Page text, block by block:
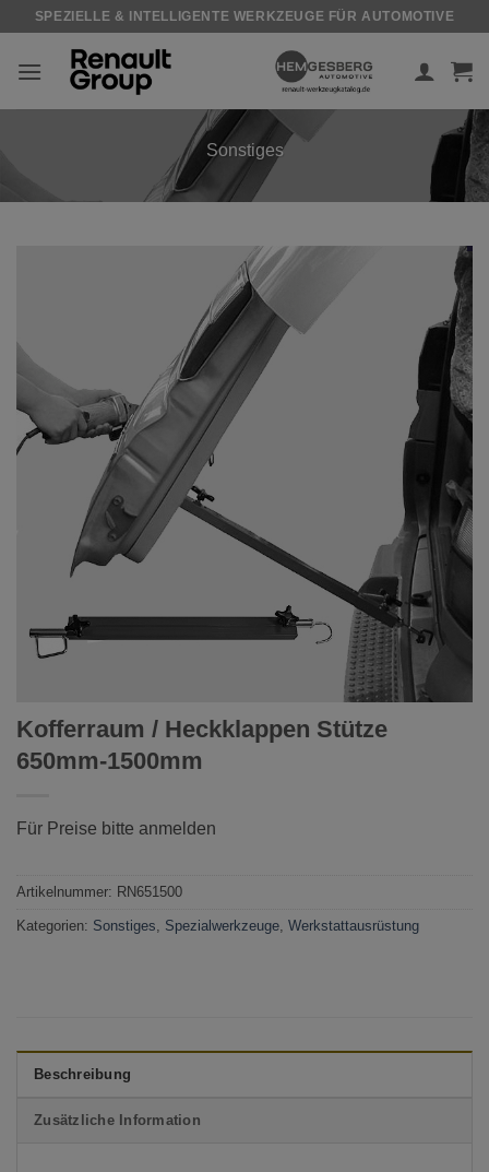
springen
SPEZIELLE & INTELLIGENTE WERKZEUGE FÜR AUTOMOTIVE
Sonstiges
Kofferraum / Heckklappen Stütze
650mm-1500mm
Für Preise bitte anmelden
Artikelnummer: RN651500
Kategorien: Sonstiges, Spezialwerkzeuge, Werkstattausrüstung
Beschreibung
Zusätzliche Information